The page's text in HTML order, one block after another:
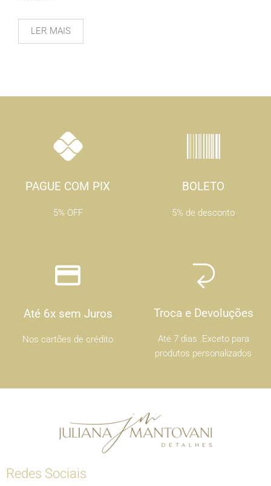
LER MAIS
PAGUE COM PIX
5% OFF
BOLETO
5% de desconto
Até 6x sem Juros
Nos cartões de crédito
Troca e Devoluções
Até 7 dias .Exceto para
produtos personalizados
Redes Sociais